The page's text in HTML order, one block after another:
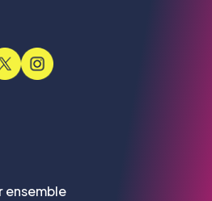
ensemble